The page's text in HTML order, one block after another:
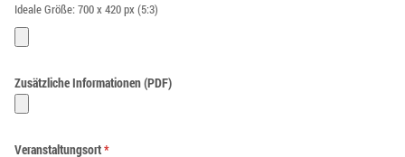
Ideale Größe: 700 x 420 px (5:3)
Zusätzliche Informationen (PDF)
Veranstaltungsort*